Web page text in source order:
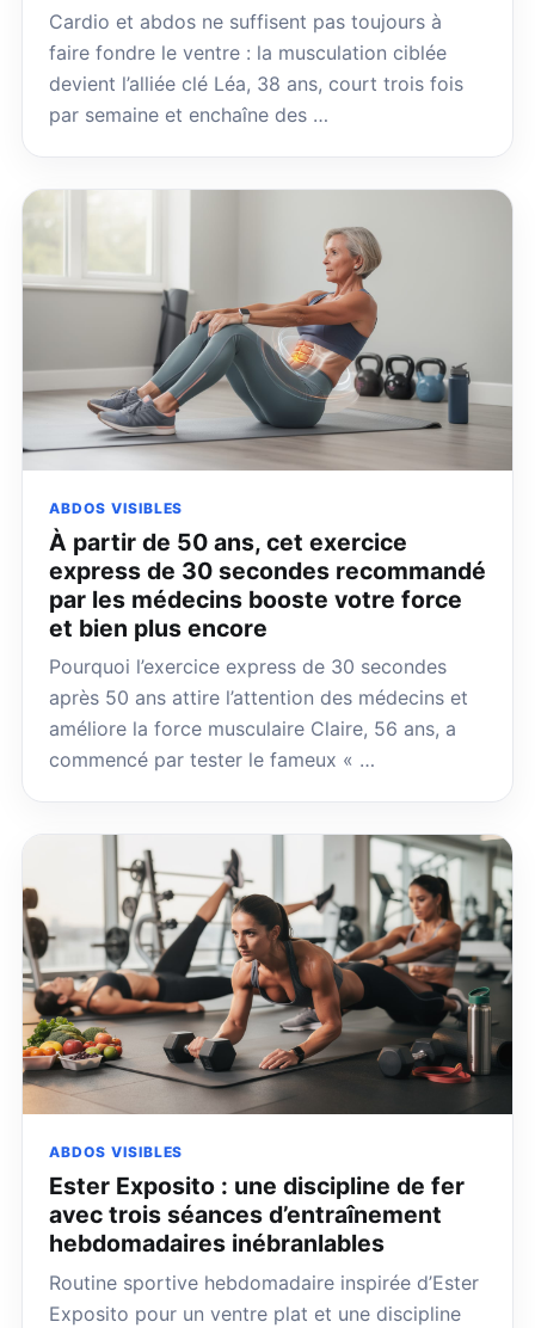
Cardio et abdos ne suffisent pas toujours à
faire fondre le ventre : la musculation ciblée
devient l’alliée clé Léa, 38 ans, court trois fois
par semaine et enchaîne des …
ABDOS VISIBLES
À partir de 50 ans, cet exercice
express de 30 secondes recommandé
par les médecins booste votre force
et bien plus encore
Pourquoi l’exercice express de 30 secondes
après 50 ans attire l’attention des médecins et
améliore la force musculaire Claire, 56 ans, a
commencé par tester le fameux « …
ABDOS VISIBLES
Ester Exposito : une discipline de fer
avec trois séances d’entraînement
hebdomadaires inébranlables
Routine sportive hebdomadaire inspirée d’Ester
Exposito pour un ventre plat et une discipline